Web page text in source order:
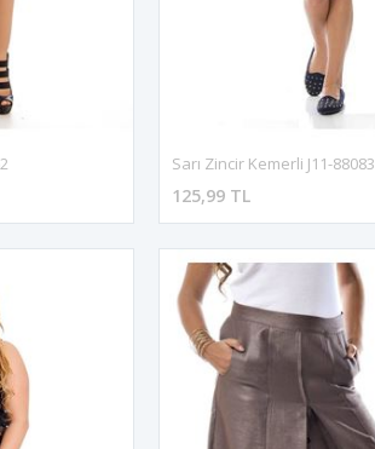
Sarı Zincir Kemerli J11-88083
125,99 TL